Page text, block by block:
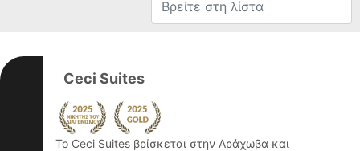
Ceci Suites
Το Ceci Suites βρίσκεται στην Αράχωβα και